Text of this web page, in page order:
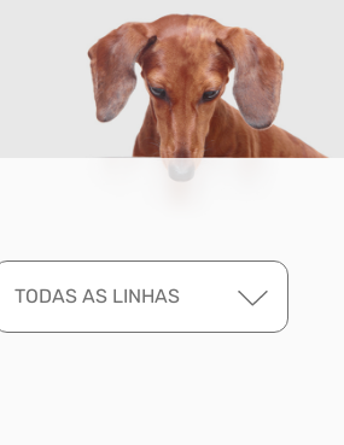
TODAS AS LINHAS